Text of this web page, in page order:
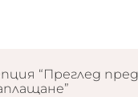
“Преглед